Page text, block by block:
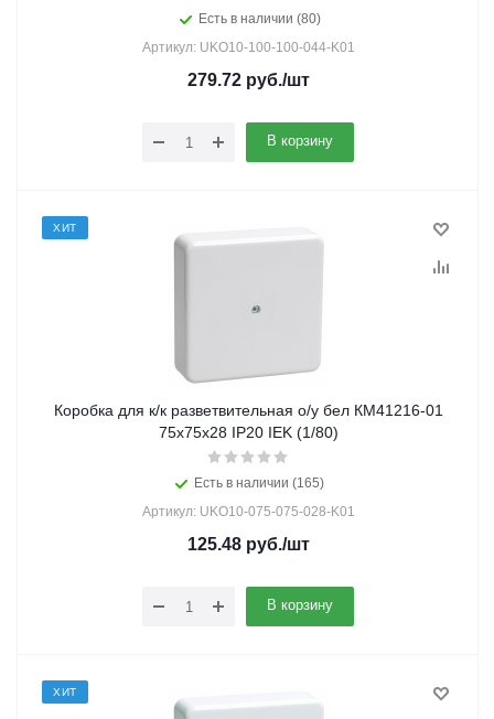
Есть в наличии (80)
Артикул: UKO10-100-100-044-K01
279.72руб./шт
В корзину
ХИТ
Коробка для к/к разветвительная о/у бел КМ41216-01
75х75х28 IP20 IEK (1/80)
Есть в наличии (165)
Артикул: UKO10-075-075-028-K01
125.48руб./шт
В корзину
ХИТ